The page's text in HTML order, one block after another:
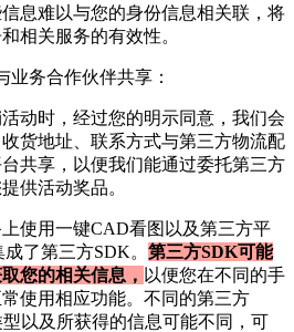
息难以与您的身份信息相关联，将
相关服务的有效性。
业务合作伙伴共享：
动时，经过您的明示同意，我们会
货地址、联系方式与第三方物流配
共享，以便我们能通过委托第三方
供活动奖品。
使用一键CAD看图 以及第三方平
成了第三方SDK。 第三方SDK可能
您的相关信息， 以便您在不同的手
使用相应功能。不同的第三方
以及所获得的信息可能不同，可